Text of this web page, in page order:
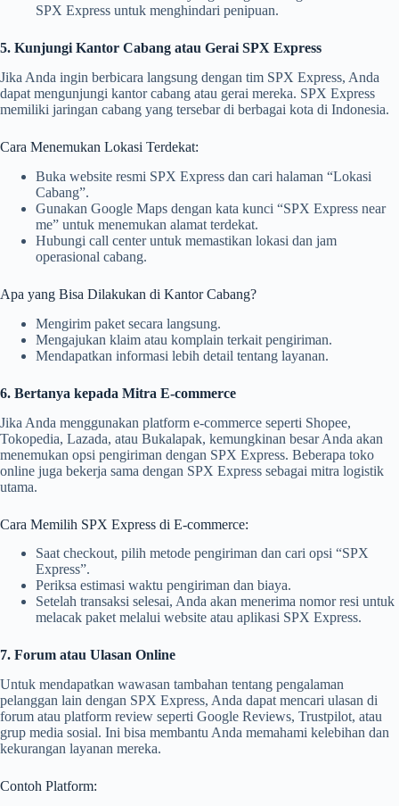
SPX Express untuk menghindari penipuan.
5. Kunjungi Kantor Cabang atau Gerai SPX Express
Jika Anda ingin berbicara langsung dengan tim SPX Express, Anda
dapat mengunjungi kantor cabang atau gerai mereka. SPX Express
memiliki jaringan cabang yang tersebar di berbagai kota di Indonesia.
Cara Menemukan Lokasi Terdekat:
Buka website resmi SPX Express dan cari halaman “Lokasi
Cabang”.
Gunakan Google Maps dengan kata kunci “SPX Express near
me” untuk menemukan alamat terdekat.
Hubungi call center untuk memastikan lokasi dan jam
operasional cabang.
Apa yang Bisa Dilakukan di Kantor Cabang?
Mengirim paket secara langsung.
Mengajukan klaim atau komplain terkait pengiriman.
Mendapatkan informasi lebih detail tentang layanan.
6. Bertanya kepada Mitra E-commerce
Jika Anda menggunakan platform e-commerce seperti Shopee,
Tokopedia, Lazada, atau Bukalapak, kemungkinan besar Anda akan
menemukan opsi pengiriman dengan SPX Express. Beberapa toko
online juga bekerja sama dengan SPX Express sebagai mitra logistik
utama.
Cara Memilih SPX Express di E-commerce:
Saat checkout, pilih metode pengiriman dan cari opsi “SPX
Express”.
Periksa estimasi waktu pengiriman dan biaya.
Setelah transaksi selesai, Anda akan menerima nomor resi untuk
melacak paket melalui website atau aplikasi SPX Express.
7. Forum atau Ulasan Online
Untuk mendapatkan wawasan tambahan tentang pengalaman
pelanggan lain dengan SPX Express, Anda dapat mencari ulasan di
forum atau platform review seperti Google Reviews, Trustpilot, atau
grup media sosial. Ini bisa membantu Anda memahami kelebihan dan
kekurangan layanan mereka.
Contoh Platform: